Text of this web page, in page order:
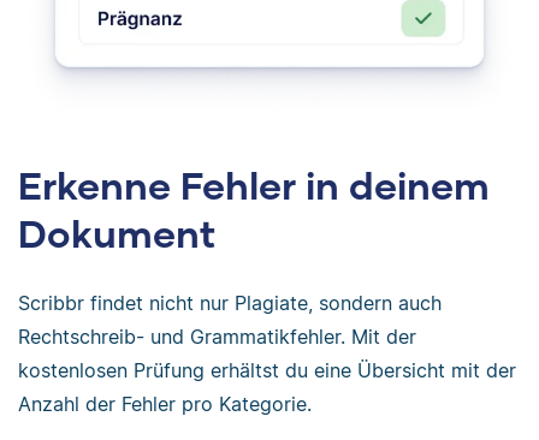
Erkenne Fehler in deinem
Dokument
Scribbr findet nicht nur Plagiate, sondern auch
Rechtschreib- und Grammatikfehler. Mit der
kostenlosen Prüfung erhältst du eine Übersicht mit der
Anzahl der Fehler pro Kategorie.